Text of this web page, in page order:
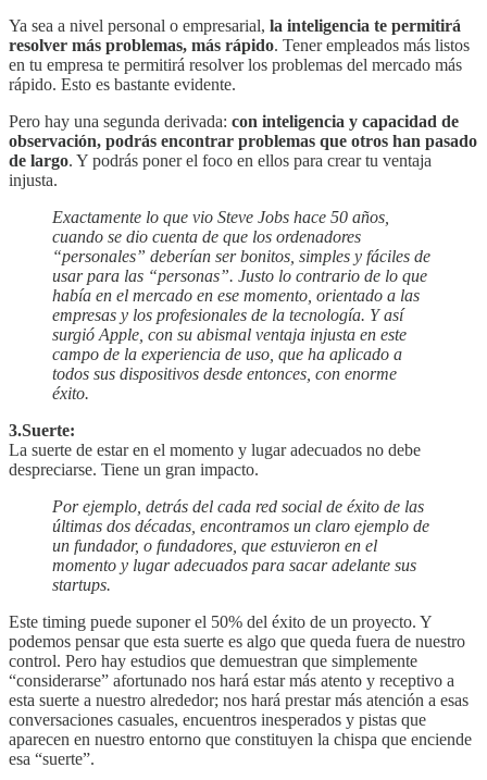
Ya sea a nivel personal o empresarial, la inteligencia te permitirá
resolver más problemas, más rápido. Tener empleados más listos
en tu empresa te permitirá resolver los problemas del mercado más
rápido. Esto es bastante evidente.
Pero hay una segunda derivada: con inteligencia y capacidad de
observación, podrás encontrar problemas que otros han pasado
de largo. Y podrás poner el foco en ellos para crear tu ventaja
injusta.
Exactamente lo que vio Steve Jobs hace 50 años,
cuando se dio cuenta de que los ordenadores
“personales” deberían ser bonitos, simples y fáciles de
usar para las “personas”. Justo lo contrario de lo que
había en el mercado en ese momento, orientado a las
empresas y los profesionales de la tecnología. Y así
surgió Apple, con su abismal ventaja injusta en este
campo de la experiencia de uso, que ha aplicado a
todos sus dispositivos desde entonces, con enorme
éxito.
3.Suerte:
La suerte de estar en el momento y lugar adecuados no debe
despreciarse. Tiene un gran impacto.
Por ejemplo, detrás del cada red social de éxito de las
últimas dos décadas, encontramos un claro ejemplo de
un fundador, o fundadores, que estuvieron en el
momento y lugar adecuados para sacar adelante sus
startups.
Este timing puede suponer el 50% del éxito de un proyecto. Y
podemos pensar que esta suerte es algo que queda fuera de nuestro
control. Pero hay estudios que demuestran que simplemente
“considerarse” afortunado nos hará estar más atento y receptivo a
esta suerte a nuestro alrededor; nos hará prestar más atención a esas
conversaciones casuales, encuentros inesperados y pistas que
aparecen en nuestro entorno que constituyen la chispa que enciende
esa “suerte”.